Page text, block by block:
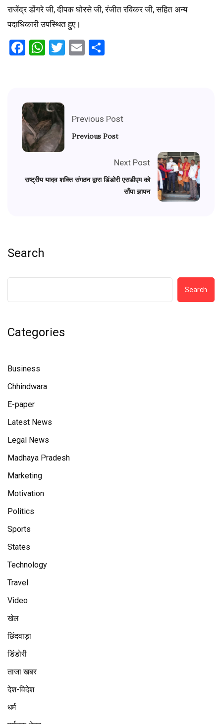
राजेंद्र डोंगरे जी, दीपक घोरसे जी, रंजीत रविकर जी, सहित अन्य
पदाधिकारी उपस्थित हुए।
Facebook
WhatsApp
Twitter
Email
Previous Post
Previous Post
Next Post
राष्ट्रीय यादव शक्ति संगठन द्वारा डिंडोरी एसडीएम को
सौंपा ज्ञापन
Search
Search
Categories
Business
Chhindwara
E-paper
Latest News
Legal News
Madhaya Pradesh
Marketing
Motivation
Politics
Sports
States
Technology
Travel
Video
खेल
छिंदवाड़ा
डिंडोरी
ताजा खबर
देश-विदेश
धर्म